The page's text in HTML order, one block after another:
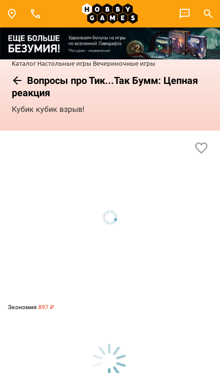
Каталог Настольные игры Вечериночные игры
Вопросы про Тик...Так Бумм: Цепная
реакция
Кубик кубик взрыв!
Экономия 897 ₽